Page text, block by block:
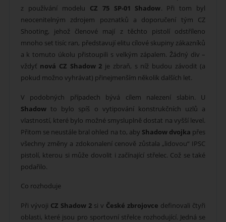
z používání modelu CZ 75 SP-01 Shadow. Při tom byl
neocenitelným zdrojem poznatků a doporučení tým CZ
Shooting, jehož členové mají z těchto pistolí odstříleno
mnoho set tisíc ran, představují elitu cílové skupiny zákazníků
a k tomuto úkolu přistoupili s velkým zápalem. Žádný div –
vždyť nová CZ Shadow 2 je zbraň, s níž budou závodit (a
pokud možno vyhrávat) přinejmenším několik dalších let.
V podobných případech bývá cílem nalezení slabin. U
Shadowto bylo spíš o vytipování konstrukčních uzlů a
vlastností, které bylo možné smysluplně dostat na vyšší level.
Přitom se neustále bral ohled na to, aby Shadow dvojka přes
všechny změny a zdokonalení cenově zůstala „lidovou“ IPSC
pistolí, kterou si může dovolit i začínající střelec. Což se také
podařilo.
Co rozhoduje
Při vývoji CZ Shadow 2si v České zbrojovce definovali čtyři
oblasti, které jsou pro sportovní střelce rozhodující. Jedná se